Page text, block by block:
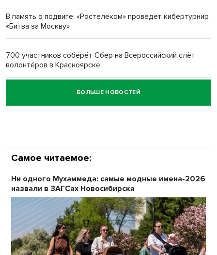
Обновлённое отделение ВТБ открылось в Искитиме
В память о подвиге: «Ростелеком» проведет кибертурнир
«Битва за Москву»
700 участников соберёт Сбер на Всероссийский слёт
волонтёров в Красноярске
Честный выбор: видеонаблюдение обеспечит
объективность результатов ЕДГ в Новосибирской
БОЛЬШЕ НОВОСТЕЙ
Самое читаемое:
Ни одного Мухаммеда: самые модные имена-2026
назвали в ЗАГСах Новосибирска